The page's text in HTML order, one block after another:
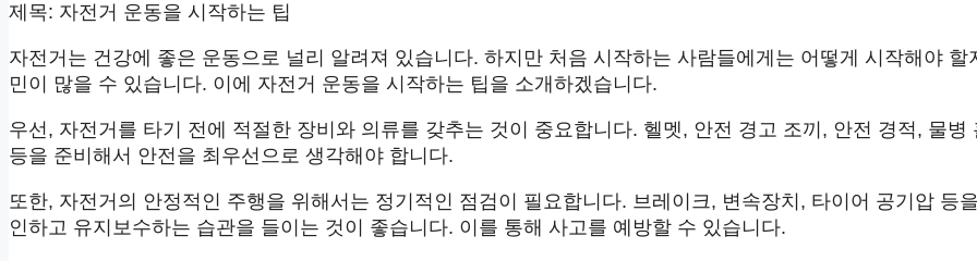
제목: 자전거 운동을 시작하는 팁
자전거는 건강에 좋은 운동으로 널리 알려져 있습니다. 하지만 처음 시작하는 사람들에게는 어떻게 시작해야 할
민이 많을 수 있습니다. 이에 자전거 운동을 시작하는 팁을 소개하겠습니다.
우선, 자전거를 타기 전에 적절한 장비와 의류를 갖추는 것이 중요합니다. 헬멧, 안전 경고 조끼, 안전 경적, 물병
등을 준비해서 안전을 최우선으로 생각해야 합니다.
또한, 자전거의 안정적인 주행을 위해서는 정기적인 점검이 필요합니다. 브레이크, 변속장치, 타이어 공기압 등
인하고 유지보수하는 습관을 들이는 것이 좋습니다. 이를 통해 사고를 예방할 수 있습니다.